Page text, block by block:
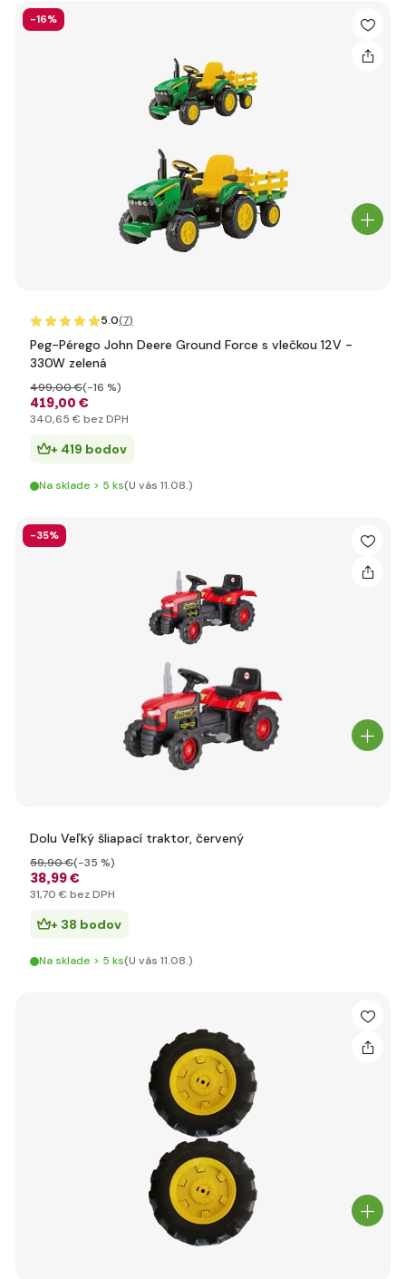
-16%
5.0(7)
Peg-Pérego John Deere Ground Force s vlečkou 12V -
330W zelená
419,00 €
499,00 €(-16 %)
340,65 € bez DPH
+ 419 bodov
Na sklade > 5 ks(U vás 11.08.)
-35%
Dolu Veľký šliapací traktor, červený
38,99 €
59,90 €(-35 %)
31,70 € bez DPH
+ 38 bodov
Na sklade > 5 ks(U vás 11.08.)